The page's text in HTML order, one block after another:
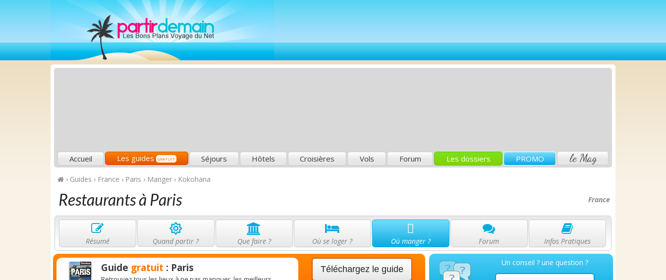
Accueil Les guides GRATUIT Séjours Hôtels Croisières Vols Forum Les dossiers PROMO le Mag
› Guides › France › Paris › Manger › Kokohana
France
Restaurants à Paris
Résumé Quand partir ? Que faire ? Où se loger ? Où manger ? Forum Infos Pratiques
Guide gratuit : Paris Téléchargez le guide
Un conseil ? une question ?